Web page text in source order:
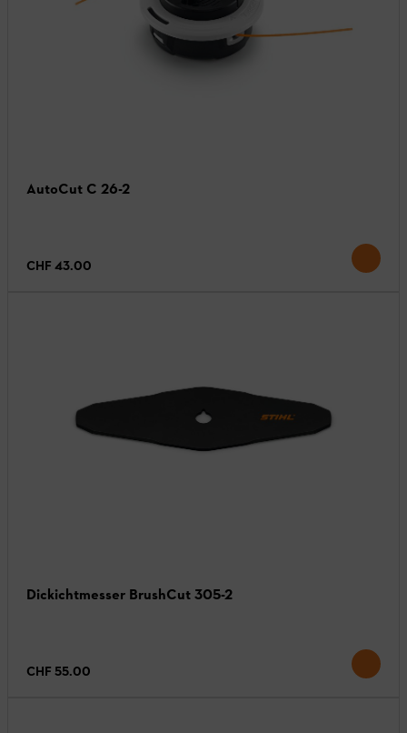
AutoCut C 26-2
CHF 43.00
Dickichtmesser BrushCut 305-2
CHF 55.00